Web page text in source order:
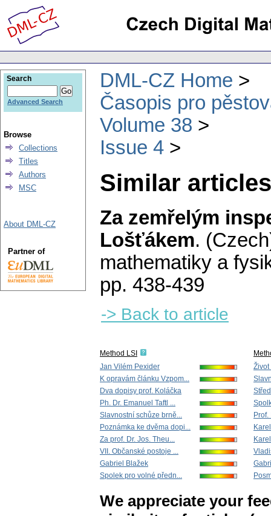
DML-CZ Home
Časopis pro
Volume 38
Issue 4
Similar
Za zemřelým
Lošťákem.
mathematiky a
pp. 438-439
-> Back to article
Method LSI
Jan Vilém Pexider
K opravám článku Vzpom...
Dva dopisy prof. Koláčka
Ph. Dr. Emanuel Taftl ...
Slavnostní schůze brně...
Poznámka ke dvěma dopi...
Za prof. Dr. Jos. Theu...
VII. Občanské postoje ...
Gabriel Blažek
Spolek pro volné předn...
Život
We appreciate your
Search
Advanced Search
Browse
Collections
Titles
Authors
MSC
About DML-CZ
Partner of